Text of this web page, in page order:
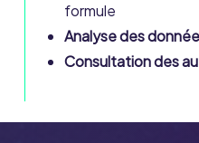
formule
Analyse des
Consultation des